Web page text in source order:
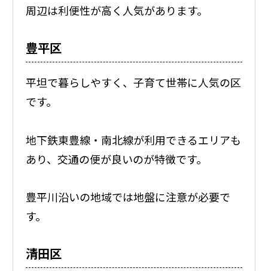
周辺は利便性が高く人気があります。
豊平区
平坦で暮らしやすく、子育て世帯に人気の区
です。
地下鉄東豊線・南北線が利用できるエリアも
あり、交通の便が良いのが特徴です。
豊平川沿いの地域では地盤に注意が必要で
す。
清田区